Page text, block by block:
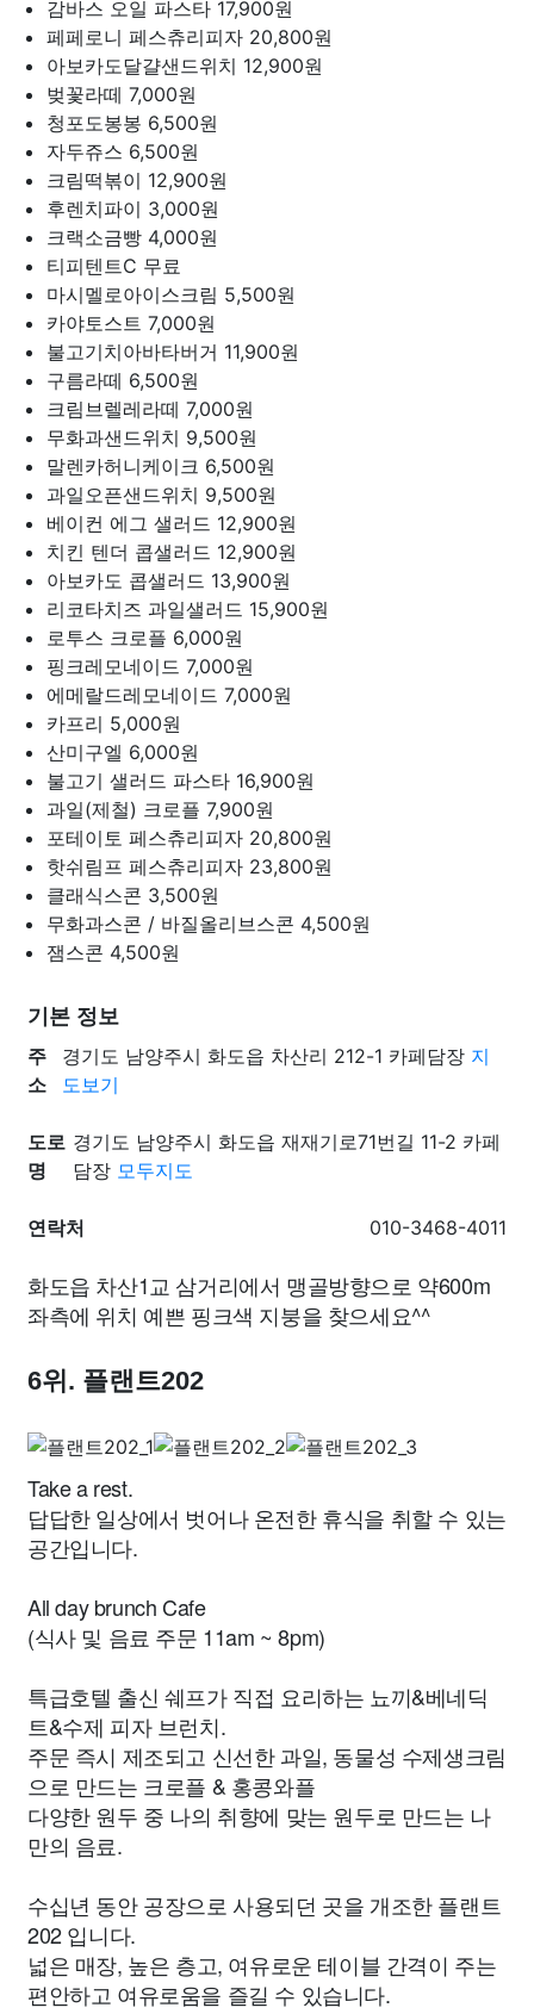
감바스 오일 파스타 17,900원
페페로니 페스츄리피자 20,800원
아보카도달걀샌드위치 12,900원
벚꽃라떼 7,000원
청포도봉봉 6,500원
자두쥬스 6,500원
크림떡볶이 12,900원
후렌치파이 3,000원
크랙소금빵 4,000원
티피텐트C 무료
마시멜로아이스크림 5,500원
카야토스트 7,000원
불고기치아바타버거 11,900원
구름라떼 6,500원
크림브렐레라떼 7,000원
무화과샌드위치 9,500원
말렌카허니케이크 6,500원
과일오픈샌드위치 9,500원
베이컨 에그 샐러드 12,900원
치킨 텐더 콥샐러드 12,900원
아보카도 콥샐러드 13,900원
리코타치즈 과일샐러드 15,900원
로투스 크로플 6,000원
핑크레모네이드 7,000원
에메랄드레모네이드 7,000원
카프리 5,000원
산미구엘 6,000원
불고기 샐러드 파스타 16,900원
과일(제철) 크로플 7,900원
포테이토 페스츄리피자 20,800원
핫쉬림프 페스츄리피자 23,800원
클래식스콘 3,500원
무화과스콘 / 바질올리브스콘 4,500원
잼스콘 4,500원
기본 정보
주
소
경기도 남양주시 화도읍 차산리 212-1 카페담장 지
도보기
도로
명
경기도 남양주시 화도읍 재재기로71번길 11-2 카페
담장 모두지도
연락처 010-3468-4011
화도읍 차산1교 삼거리에서 맹골방향으로 약600m
좌측에 위치 예쁜 핑크색 지붕을 찾으세요^^
6위. 플랜트202
Take a rest.
답답한 일상에서 벗어나 온전한 휴식을 취할 수 있는
공간입니다.
All day brunch Cafe
(식사 및 음료 주문 11am ~ 8pm)
특급호텔 출신 쉐프가 직접 요리하는 뇨끼&베네딕
트&수제 피자 브런치.
주문 즉시 제조되고 신선한 과일, 동물성 수제생크림
으로 만드는 크로플 & 홍콩와플
다양한 원두 중 나의 취향에 맞는 원두로 만드는 나
만의 음료.
수십년 동안 공장으로 사용되던 곳을 개조한 플랜트
202 입니다.
넓은 매장, 높은 층고, 여유로운 테이블 간격이 주는
편안하고 여유로움을 즐길 수 있습니다.